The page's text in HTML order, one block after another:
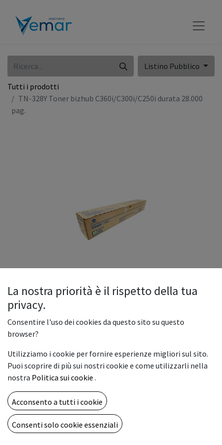
Listino Pubblico
Tutti i prodotti
TN-328Y Toner bizhub C360i/C300i/C250i durata 28.000
pag.
TN-328Y Toner bizhub
C360i/C300i/C250i durata 28.000
pag.
Il Toner TN-328Y è un consumabile originale Konica Minolta
di colore giallo, progettato per l’utilizzo con le stampanti
multifunzione bizhub C360i, C300i e C250i.
178,00€
La nostra priorità è il rispetto della tua
privacy.
Consentire l'uso dei cookies da questo sito su questo
browser?
Utilizziamo i cookie per fornire esperienze migliori sul sito.
Puoi scoprire di più sui nostri cookie e come utilizzarli nella
nostra Politica sui cookie .
Acconsento a tutti i cookie
Consenti solo cookie essenziali